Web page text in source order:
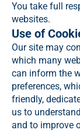
You take full
websites.
Use of
Our site may
which many
can inform the
preferences,
friendly,
us to
and to improve